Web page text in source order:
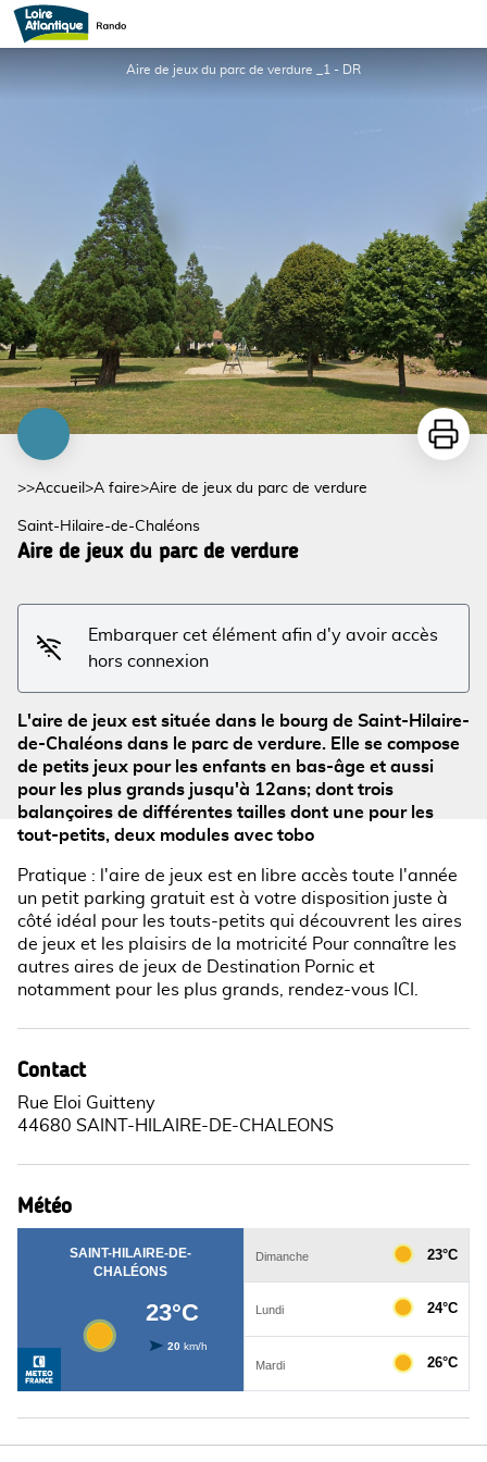
Aire de jeux du parc de verdure
Aire de jeux du parc de verdure _1 - DR
Voir l'image en plein écran
>>Accueil >A faire>Aire de jeux du parc de verdure
Saint-Hilaire-de-Chaléons
Aire de jeux du parc de verdure
Embarquer cet élément afin d'y avoir accès
hors connexion
L'aire de jeux est située dans le bourg de Saint-Hilaire-
de-Chaléons dans le parc de verdure. Elle se compose
de petits jeux pour les enfants en bas-âge et aussi
pour les plus grands jusqu'à 12ans; dont trois
balançoires de différentes tailles dont une pour les
tout-petits, deux modules avec tobo
Pratique : l'aire de jeux est en libre accès toute l'année
un petit parking gratuit est à votre disposition juste à
côté idéal pour les touts-petits qui découvrent les aires
de jeux et les plaisirs de la motricité Pour connaître les
autres aires de jeux de Destination Pornic et
notamment pour les plus grands, rendez-vous ICI.
Contact
Rue Eloi Guitteny
44680 SAINT-HILAIRE-DE-CHALEONS
Météo